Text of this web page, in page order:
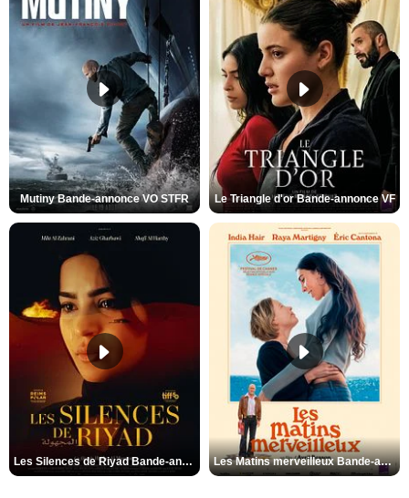
Mutiny Bande-annonce VO STFR Le Triangle d'or Bande-annonce VF
Les Silences de Riyad Bande-annonce VO STFR Les Matins merveilleux Bande-annonce VF